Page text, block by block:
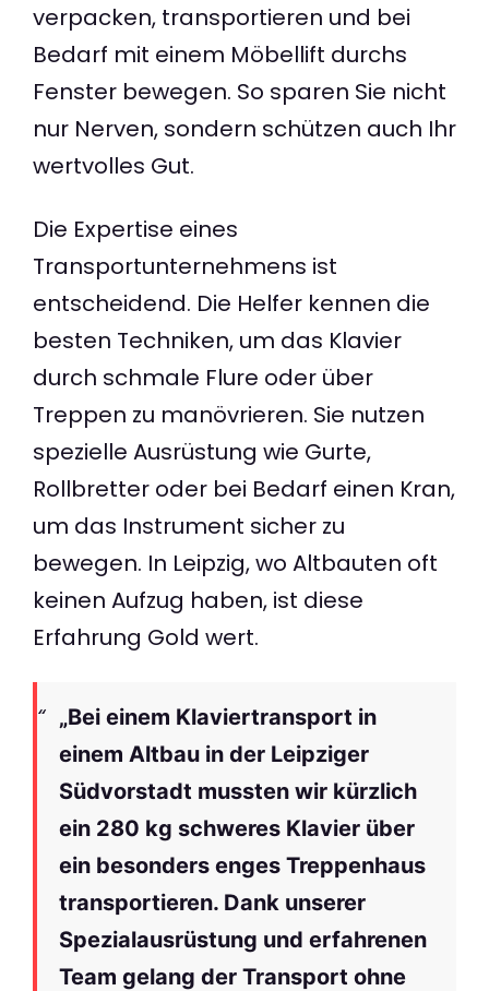
verpacken, transportieren und bei
Bedarf mit einem Möbellift durchs
Fenster bewegen. So sparen Sie nicht
nur Nerven, sondern schützen auch Ihr
wertvolles Gut.
Die Expertise eines
Transportunternehmens ist
entscheidend. Die Helfer kennen die
besten Techniken, um das Klavier
durch schmale Flure oder über
Treppen zu manövrieren. Sie nutzen
spezielle Ausrüstung wie Gurte,
Rollbretter oder bei Bedarf einen Kran,
um das Instrument sicher zu
bewegen. In Leipzig, wo Altbauten oft
keinen Aufzug haben, ist diese
Erfahrung Gold wert.
„Bei einem Klaviertransport in
einem Altbau in der Leipziger
Südvorstadt mussten wir kürzlich
ein 280 kg schweres Klavier über
ein besonders enges Treppenhaus
transportieren. Dank unserer
Spezialausrüstung und erfahrenen
Team gelang der Transport ohne